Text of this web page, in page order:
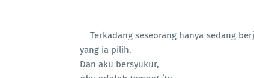
Terkadang seseorang hanya sedang
yang ia pilih.
Dan aku bersyukur,